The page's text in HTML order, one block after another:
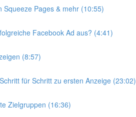
Squeeze Pages & mehr (10:55)
Facebook Ad aus? (4:41)
(8:57)
für Schritt zu ersten Anzeige (23:02)
Zielgruppen (16:36)